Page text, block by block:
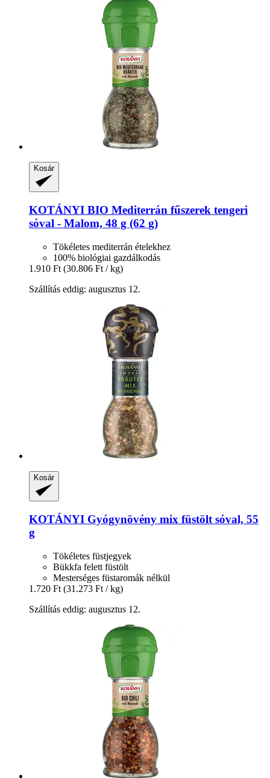
Kosár
KOTÁNYI BIO Mediterrán fűszerek tengeri
sóval -​ Malom, 48 g (62 g)
Tökéletes mediterrán ételekhez
100% biológiai gazdálkodás
1.910 Ft (30.806 Ft / kg)
Szállítás eddig: augusztus 12.
Kosár
KOTÁNYI Gyógynövény mix füstölt sóval, 55
g
Tökéletes füstjegyek
Bükkfa felett füstölt
Mesterséges füstaromák nélkül
1.720 Ft (31.273 Ft / kg)
Szállítás eddig: augusztus 12.